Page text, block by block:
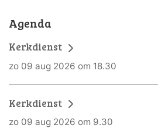
Agenda
Kerkdienst
zo 09 aug 2026 om 18.30
Kerkdienst
zo 09 aug 2026 om 9.30